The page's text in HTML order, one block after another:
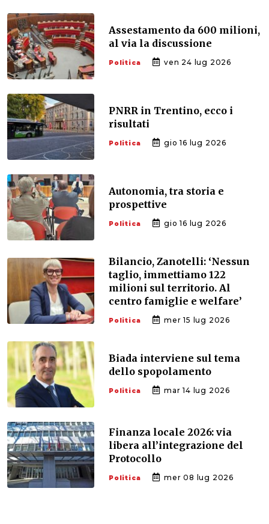
Assestamento da 600 milioni,
al via la discussione
Politica ven 24 lug 2026
PNRR in Trentino, ecco i
risultati
Politica gio 16 lug 2026
Autonomia, tra storia e
prospettive
Politica gio 16 lug 2026
Bilancio, Zanotelli: ‘Nessun
taglio, immettiamo 122
milioni sul territorio. Al
centro famiglie e welfare’
Politica mer 15 lug 2026
Biada interviene sul tema
dello spopolamento
Politica mar 14 lug 2026
Finanza locale 2026: via
libera all’integrazione del
Protocollo
Politica mer 08 lug 2026